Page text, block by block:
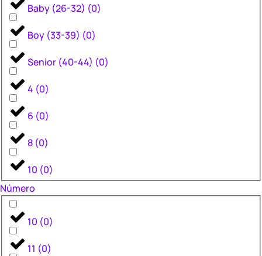
Baby (26-32) (0)
Boy (33-39) (0)
Senior (40-44) (0)
4 (0)
6 (0)
8 (0)
10 (0)
Número
10 (0)
11 (0)